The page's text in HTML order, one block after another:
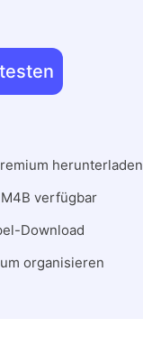
herunterladen
M4B verfügbar
Download
organisieren